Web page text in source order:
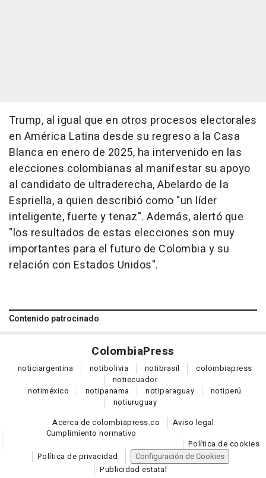
Trump, al igual que en otros procesos electorales
en América Latina desde su regreso a la Casa
Blanca en enero de 2025, ha intervenido en las
elecciones colombianas al manifestar su apoyo
al candidato de ultraderecha, Abelardo de la
Espriella, a quien describió como "un líder
inteligente, fuerte y tenaz". Además, alertó que
"los resultados de estas elecciones son muy
importantes para el futuro de Colombia y su
relación con Estados Unidos".
Contenido patrocinado
ColombiaPress
noticiargentina notibolivia notibrasil colombiapress
notiecuador
notiméxico notipanama notiparaguay notiperú
notiuruguay
Acerca de colombiapress.co
Aviso legal
Cumplimiento normativo
Política de cookies
Política de privacidad
Configuración de Cookies
Publicidad estatal